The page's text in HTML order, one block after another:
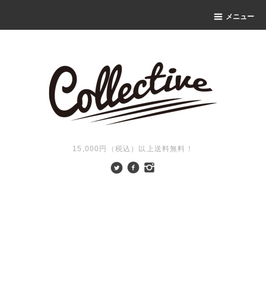
メニュー
15,000円（税込）以上送料無料！